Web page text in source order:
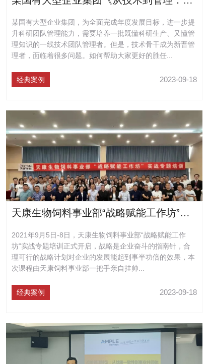
某国有大型企业集团，为全面完成年度发展目标，进一步提
升科研团队管理能力，需要培养一批既懂科研生产、又懂管
理知识的一线技术团队管理者。但是，技术骨干成为新晋管
理者，面临着很多问题。如何帮助大家更好的胜任...
经典案例 2023-09-18
天康生物饲料事业部“战略赋能工作坊”实战专题培训
2021年9月5日-8日，天康生物饲料事业部“战略赋能工作
坊”实战专题培训正式开启，战略是企业奋斗的指南针，合
理可行的战略计划对企业的发展能起到事半功倍的效果，本
次课程由天康饲料事业部一把手亲自挂帅...
经典案例 2023-09-18